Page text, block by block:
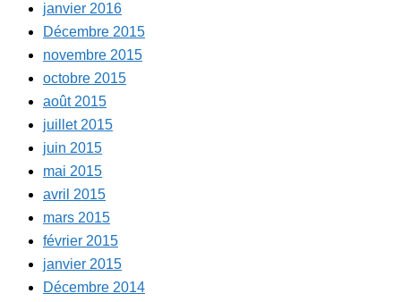
janvier 2016
Décembre 2015
novembre 2015
octobre 2015
août 2015
juillet 2015
juin 2015
mai 2015
avril 2015
mars 2015
février 2015
janvier 2015
Décembre 2014